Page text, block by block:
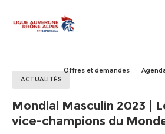
Offres et demandes
ACTUALITÉS
Mondial Masculin 2023 |
vice-champions du